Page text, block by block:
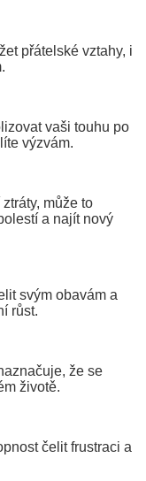
přátelské vztahy, i
vaši touhu po
výzvám.
může to
a najít nový
svým obavám a
růst.
že se
životě.
čelit frustraci a